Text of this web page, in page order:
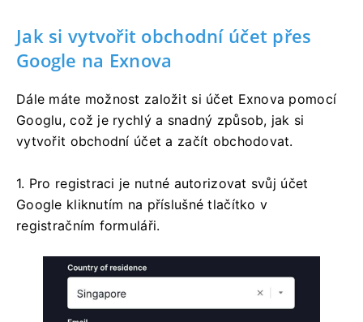
Jak si vytvořit obchodní účet přes
Google na Exnova
Dále máte možnost založit si účet Exnova pomocí
Googlu, což je rychlý a snadný způsob, jak si
vytvořit obchodní účet a začít obchodovat.
1. Pro registraci je nutné autorizovat svůj účet
Google kliknutím na příslušné tlačítko v
registračním formuláři.